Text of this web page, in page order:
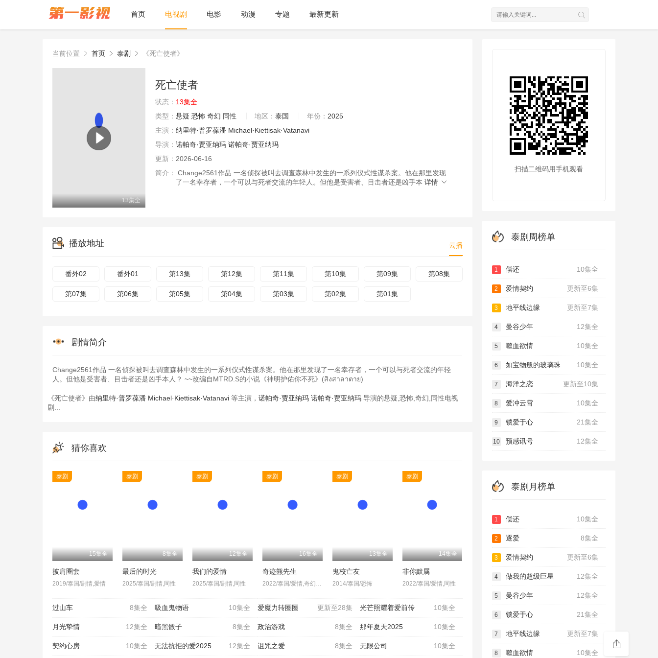
首页 电视剧 电影 动漫 专题 最新更新
当前位置 首页 泰剧 《死亡使者》
13集全
死亡使者
状态： 13集全
类型： 悬疑 恐怖 奇幻 同性 地区： 泰国 年份： 2025
主演： 纳里特·普罗葆潘 Michael·Kiettisak·Vatanavi
导演： 诺帕奇·贾亚纳玛 诺帕奇·贾亚纳玛
更新： 2026-06-16
简介：
Change2561作品 一名侦探被叫去调查森林中发生的一系列仪式性谋杀案。他在那里发现
了一名幸存者，一个可以与死者交流的年轻人。但他是受害者、目击者还是凶手本 详情
播放地址 云播
番外02 番外01 第13集 第12集 第11集 第10集 第09集 第08集
第07集 第06集 第05集 第04集 第03集 第02集 第01集
剧情简介
Change2561作品 一名侦探被叫去调查森林中发生的一系列仪式性谋杀案。他在那里发现了一名幸存者，一个可以与死者交流的年轻
人。但他是受害者、目击者还是凶手本人？ ~~改编自MTRD.S的小说《神明护佑你不死》(สิงสาลาตาย)
《死亡使者》由纳里特·普罗葆潘 Michael·Kiettisak·Vatanavi 等主演， 诺帕奇·贾亚纳玛 诺帕奇·贾亚纳玛 导演的悬疑,恐怖,奇幻,同性电视
剧...
猜你喜欢
15集全
泰剧
披肩圈套
2019/泰国/剧情,爱情
8集全
泰剧
最后的时光
2025/泰国/剧情,同性
12集全
泰剧
我们的爱情
2025/泰国/剧情,同性
16集全
泰剧
奇迹熊先生
2022/泰国/爱情,奇幻,同性
13集全
泰剧
鬼校亡友
2014/泰国/恐怖
14集全
泰剧
非你默属
2022/泰国/爱情,同性
8集全
过山车 10集全
吸血鬼物语 更新至28集
爱魔力转圈圈 10集全
光芒照耀着爱前传
12集全
月光挚情 8集全
暗黑骰子 8集全
政治游戏 10集全
那年夏天2025
10集全
契约心房 12集全
无法抗拒的爱2025 8集全
诅咒之爱 10集全
无限公司
扫描二维码用手机观看
泰剧周榜单
10集全
1 偿还
更新至6集
2 爱情契约
更新至7集
3 地平线边缘
12集全
4 曼谷少年
10集全
5 噬血欲情
10集全
6 如宝物般的玻璃珠
更新至10集
7 海洋之恋
10集全
8 爱冲云霄
21集全
9 锁爱于心
12集全
10 预感讯号
泰剧月榜单
10集全
1 偿还
8集全
2 逐爱
更新至6集
3 爱情契约
12集全
4 做我的超级巨星
12集全
5 曼谷少年
21集全
6 锁爱于心
更新至7集
7 地平线边缘
10集全
8 噬血欲情